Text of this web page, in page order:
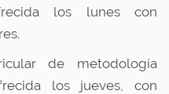
los lunes con
de metodología
los jueves, con